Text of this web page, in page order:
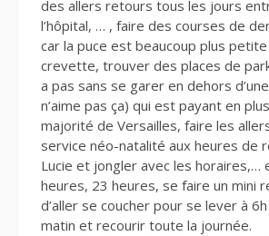
des allers retours tous les jours
l’hôpital, … , faire des courses de
car la puce est beaucoup plus petite
crevette, trouver des places de
a pas sans se garer en dehors
n’aime pas ça) qui est payant en
majorité de Versailles, faire les
service néo-natalité aux heures de
Lucie et jongler avec les horaires,…
heures, 23 heures, se faire un mini
d’aller se coucher pour se lever à
matin et recourir toute la journée.